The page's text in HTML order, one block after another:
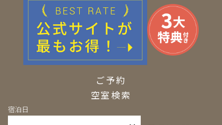
ご予約
空室検索
宿泊日